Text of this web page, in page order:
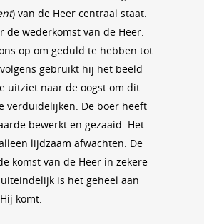
) van de Heer centraal staat.
de wederkomst van de Heer.
op om geduld te hebben tot
gebruikt hij het beeld
uitziet naar de oogst om dit
verduidelijken. De boer heeft
bewerkt en gezaaid. Het
lijdzaam afwachten. De
komst van de Heer in zekere
is het geheel aan
komt.